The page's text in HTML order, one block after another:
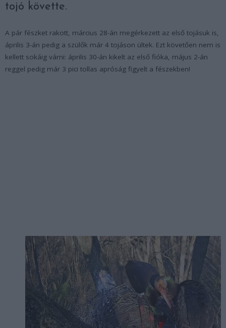
tojó követte.
A pár fészket rakott, március 28-án megérkezett az első tojásuk is,
április 3-án pedig a szülők már 4 tojáson ültek. Ezt követően nem is
kellett sokáig várni: április 30-án kikelt az első fióka, május 2-án
reggel pedig már 3 pici tollas apróság figyelt a fészekben!